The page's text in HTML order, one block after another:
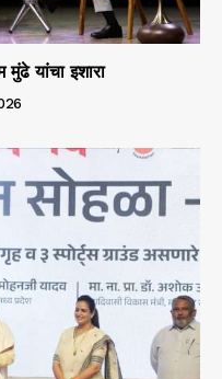
मुंढे यांचा इशारा